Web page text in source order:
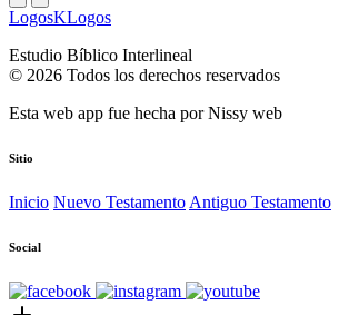
LogosKLogos
Estudio Bíblico Interlineal
© 2026 Todos los derechos reservados
Esta web app fue hecha porNissy web
Sitio
Inicio Nuevo Testamento Antiguo Testamento
Social